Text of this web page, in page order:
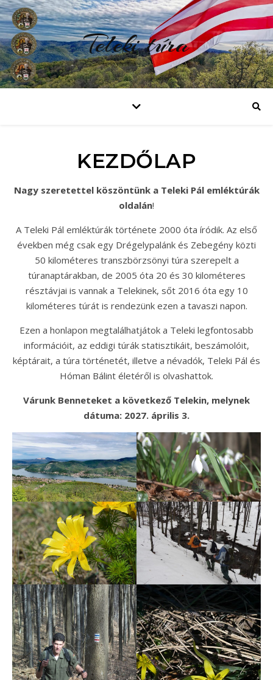
Teleki túra
KEZDŐLAP
Nagy szeretettel köszöntünk a Teleki Pál emléktúrák
oldalán!
A Teleki Pál emléktúrák története 2000 óta íródik. Az első
években még csak egy Drégelypalánk és Zebegény közti
50 kilométeres transzbörzsönyi túra szerepelt a
túranaptárakban, de 2005 óta 20 és 30 kilométeres
résztávjai is vannak a Telekinek, sőt 2016 óta egy 10
kilométeres túrát is rendezünk ezen a tavaszi napon.
Ezen a honlapon megtalálhatjátok a Teleki legfontosabb
információit, az eddigi túrák statisztikáit, beszámolóit,
képtárait, a túra történetét, illetve a névadók, Teleki Pál és
Hóman Bálint életéről is olvashattok.
Várunk Benneteket a következő Telekin, melynek
dátuma: 2027. április 3.